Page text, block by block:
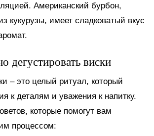
Американский бурбон,
кукурузы, имеет сладковатый вкус
дегустировать виски
– это целый ритуал, который
к деталям и уважения к напитку.
которые помогут вам
процессом: